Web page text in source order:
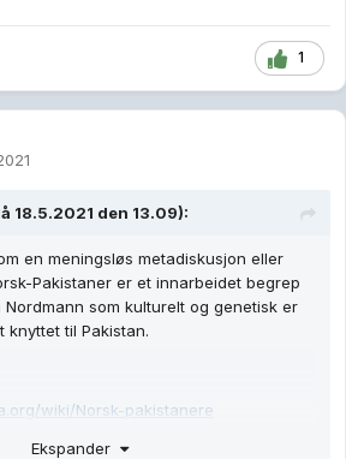
1
18.5.2021 den 13.09):
en meningsløs metadiskusjon eller
Pakistaner er et innarbeidet begrep
som kulturelt og genetisk er
til Pakistan.
wiki/Norsk-pakistanere
Ekspander